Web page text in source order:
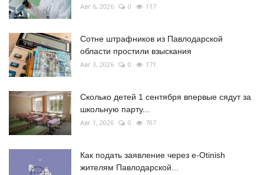
Авг 6, 2026 0 117
Сотне штрафников из Павлодарской
области простили взыскания
Авг 3, 2026 0 171
Сколько детей 1 сентября впервые сядут за
школьную парту...
Авг 1, 2026 0 707
Как подать заявление через e-Otinish
жителям Павлодарской...